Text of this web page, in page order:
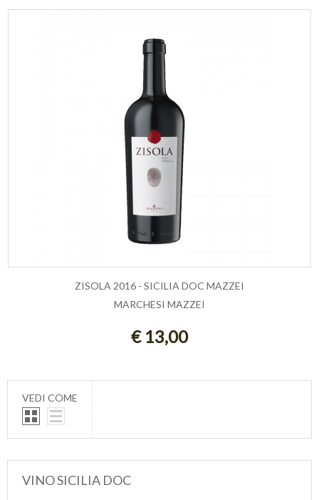
ESAURITO
ZISOLA 2016 - SICILIA DOC MAZZEI
MARCHESI MAZZEI
€ 13,00
VEDI COME
VINO SICILIA DOC